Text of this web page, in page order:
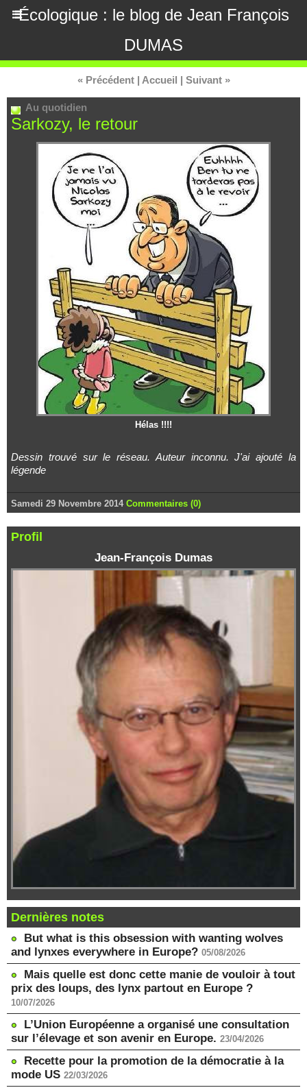
Écologique : le blog de Jean François
DUMAS
« Précédent | Accueil | Suivant »
Au quotidien
Sarkozy, le retour
Hélas !!!!
Dessin trouvé sur le réseau. Auteur inconnu. J'ai ajouté la
légende
Samedi 29 Novembre 2014 Commentaires (0)
Profil
Jean-François Dumas
Dernières notes
But what is this obsession with wanting wolves
and lynxes everywhere in Europe? 05/08/2026
Mais quelle est donc cette manie de vouloir à tout
prix des loups, des lynx partout en Europe ?
10/07/2026
L’Union Européenne a organisé une consultation
sur l’élevage et son avenir en Europe. 23/04/2026
Recette pour la promotion de la démocratie à la
mode US 22/03/2026